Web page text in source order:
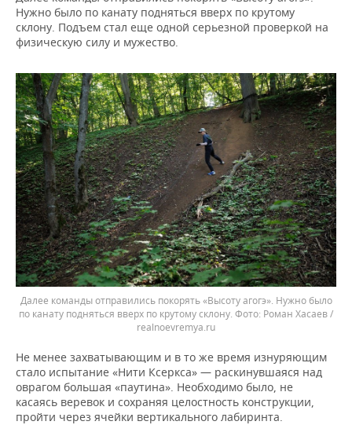
Нужно было по канату подняться вверх по крутому
склону. Подъем стал еще одной серьезной проверкой на
физическую силу и мужество.
Далее команды отправились покорять «Высоту агогэ». Нужно было
по канату подняться вверх по крутому склону.
Роман Хасаев /
realnoevremya.ru
Не менее захватывающим и в то же время изнуряющим
стало испытание «Нити Ксеркса» — раскинувшаяся над
оврагом большая «паутина». Необходимо было, не
касаясь веревок и сохраняя целостность конструкции,
пройти через ячейки вертикального лабиринта.